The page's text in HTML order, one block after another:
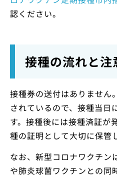
認ください。
接種の流れと注
接種券の送付はありません
されているので、接種当日
す。接種後には接種済証が
種の証明として大切に保管
なお、新型コロナワクチン
や肺炎球菌ワクチンとの同